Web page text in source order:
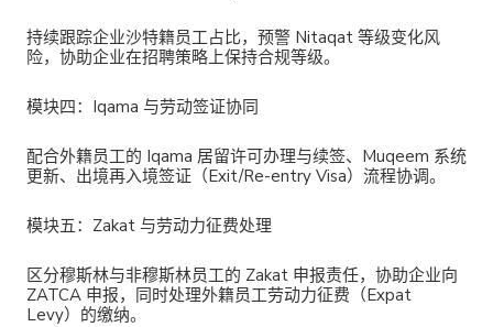
持续跟踪企业沙特籍员工占比，预警 Nitaqat 等级变化风
险，协助企业在招聘策略上保持合规等级。
模块四：Iqama 与劳动签证协同
配合外籍员工的 Iqama 居留许可办理与续签、Muqeem 系统
更新、出境再入境签证（Exit/Re-entry Visa）流程协调。
模块五：Zakat 与劳动力征费处理
区分穆斯林与非穆斯林员工的 Zakat 申报责任，协助企业向
ZATCA 申报，同时处理外籍员工劳动力征费（Expat
Levy）的缴纳。